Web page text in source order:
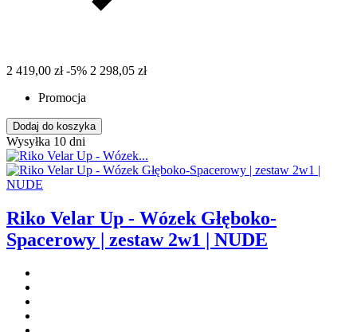
2 419,00 zł -5% 2 298,05 zł
Promocja
Dodaj do koszyka
Wysyłka 10 dni
Riko Velar Up - Wózek Głęboko-
Spacerowy | zestaw 2w1 | NUDE